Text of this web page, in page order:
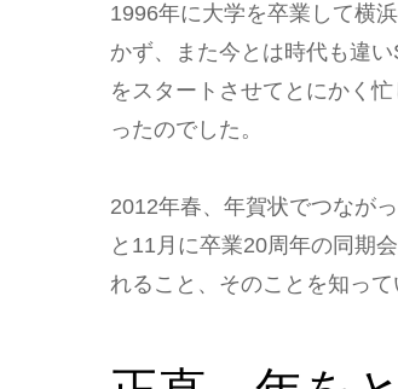
1996年に大学を卒業して横
かず、また今とは時代も違
をスタートさせてとにかく
ったのでした。
2012年春、年賀状でつなが
と11月に卒業20周年の同期
れること、そのことを知っ